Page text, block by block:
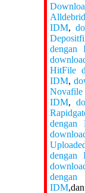
IDM,
dengan
HitFile
IDM,
Novafile
IDM,
dengan
dengan
IDM,dan